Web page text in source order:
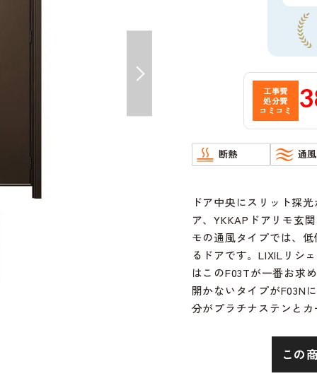
工事費
処分費
コミコミ
断熱 通風
ドア中央にスリット採
ア、YKKAPドアリモ玄
モの通風タイプでは、
るドアです。LIXILリシ
はこのF03Tが一番お求
開かないタイプがF03N
分がプラチナステンと
この